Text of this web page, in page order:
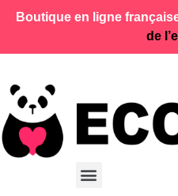
Boutique en ligne
de